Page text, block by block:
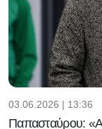
03.06.2026 | 13:36
Παπασταύρου: